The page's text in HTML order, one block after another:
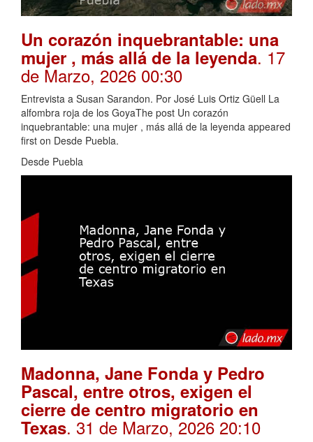
Un corazón inquebrantable: una
mujer , más allá de la leyenda. 17
de Marzo, 2026 00:30
Entrevista a Susan Sarandon. Por José Luis Ortiz Güell La
alfombra roja de los GoyaThe post Un corazón
inquebrantable: una mujer , más allá de la leyenda appeared
first on Desde Puebla.
Desde Puebla
Madonna, Jane Fonda y Pedro
Pascal, entre otros, exigen el
cierre de centro migratorio en
Texas. 31 de Marzo, 2026 20:10